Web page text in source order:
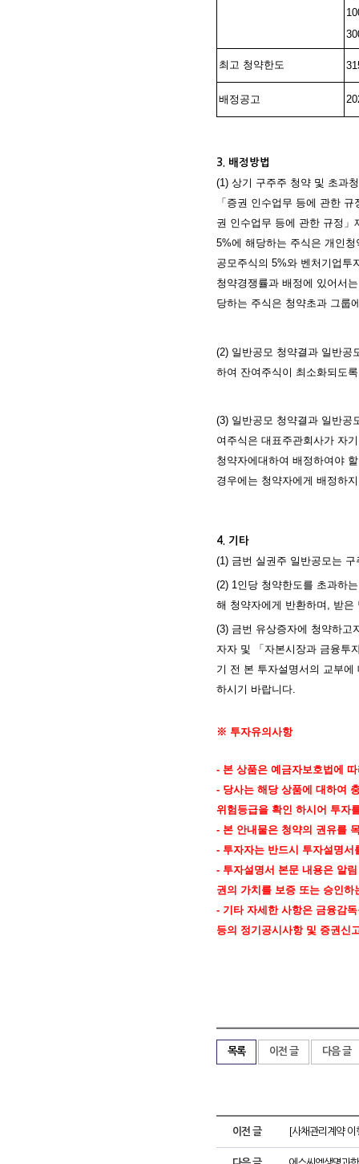
최고 청약한도
배정공고
3. 배정방법
(1) 상기 구주주 청약 및 초과
「증권 인수업무 등에 관한
권 인수업무 등에 관한 규정
5%에 해당하는 주식은 개인
공모주식의 5%와 벤처기업투
청약경쟁률과 배정에 있어서
당하는 주식은 청약초과 그룹
(2) 일반공모 청약결과 일반공
하여 잔여주식이 최소화되도
(3) 일반공모 청약결과 일반공
여주식은 대표주관회사가 자
청약자에대하여 배정하여야
경우에는 청약자에게 배정하
4. 기타
(1) 금번 실권주 일반공모는
(2) 1인당 청약한도를 초과하
해 청약자에게 반환하며, 받
(3) 금번 유상증자에 청약하고
자자 및 「자본시장과 금융투
기 전 본 투자설명서의 교부
하시기 바랍니다.
※ 투자유의사항
- 본 상품은 예금자보호법에
- 당사는 해당 상품에 대하여
위험등급을 확인 하시어 투자
- 본 안내물은 청약의 권유를
- 투자자는 반드시 투자설명
- 투자설명서 본문 내용은 알
권의 가치를 보증 또는 승인
- 기타 자세한 사항은 금융감
등의 정기공시사항 및 증권신
목록 이전 글 다음 글
이전 글 [사채관리계약